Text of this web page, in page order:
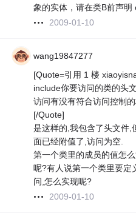
象的实体，请在类B前声明
2009-01-10
wang19847277
[Quote=引用 1 楼
include你要访问的类的头
访问有没有符合访问控制
[/Quote]
是这样的,我包含了头文件,
面已经附值了,访问为空.
第一个类里的成员的值怎
呢?有人说第一个类里要定
问,怎么实现呢?
2009-01-10